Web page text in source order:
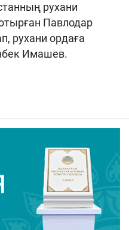
рухани
Павлодар
рухани ордаға
Имашев.